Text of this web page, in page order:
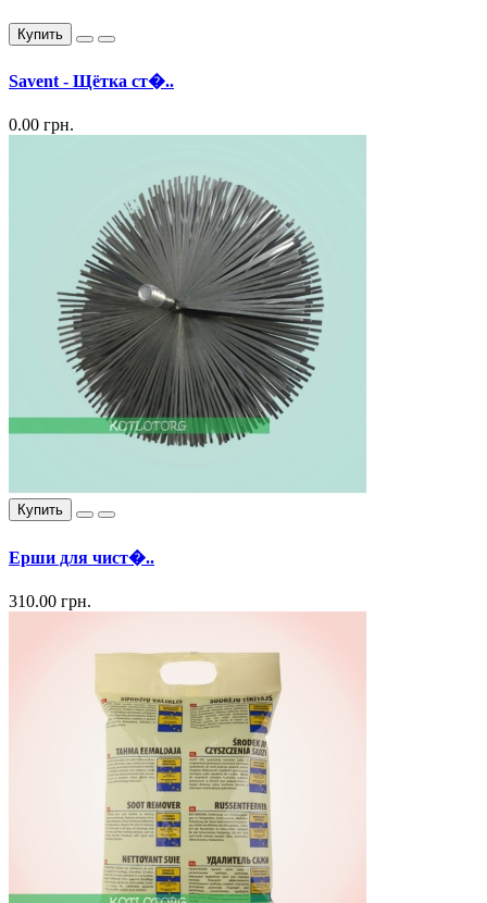
Купить
Savent - Щётка ст�..
0.00 грн.
Купить
Ерши для чист�..
310.00 грн.